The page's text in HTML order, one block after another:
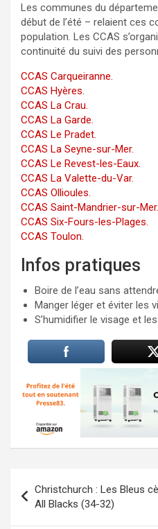
Les communes du
début de l’été – relaient ces
population. Les CCAS
continuité du suivi des
CCAS Carqueiranne.
CCAS Hyères.
CCAS La Crau.
CCAS La Garde.
CCAS Le Pradet.
CCAS La Seyne-sur-Mer.
CCAS Le Revest-les-Eaux.
CCAS La Valette-du-Var.
CCAS Ollioules.
CCAS Saint-Mandrier-sur-Mer.
CCAS Six-Fours-les-Plages.
CCAS Toulon.
Infos pratiques
Boire de l’eau sans
Manger léger et éviter les
S’humidifier le visage et
de
l’article
Christchurch : Les Bleus
All Blacks (34-32)